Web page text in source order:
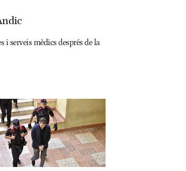
serveis mèdics després de la